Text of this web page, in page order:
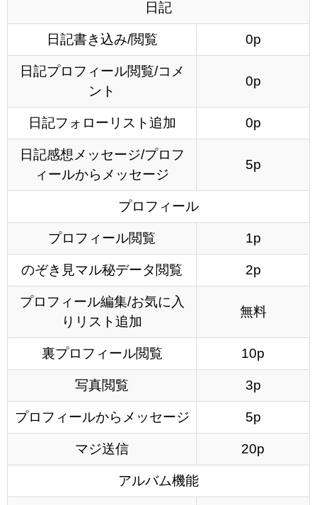
日記
日記書き込み/閲覧 0p
日記プロフィール閲覧/コメ
ント
0p
日記フォローリスト追加 0p
日記感想メッセージ/プロフ
ィールからメッセージ
5p
プロフィール
プロフィール閲覧 1p
のぞき見マル秘データ閲覧 2p
プロフィール編集/お気に入
りリスト追加
無料
裏プロフィール閲覧 10p
写真閲覧 3p
プロフィールからメッセージ 5p
マジ送信 20p
アルバム機能